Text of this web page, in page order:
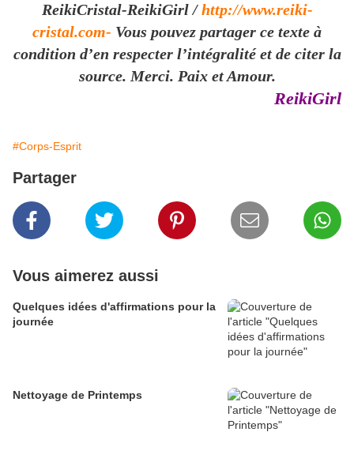
ReikiCristal-ReikiGirl /http://www.reiki-
cristal.com- Vous pouvez partager ce texte à
condition d’en respecter l’intégralité et de citer la
source. Merci. Paix et Amour.
ReikiGirl
#Corps-Esprit
Partager
Vous aimerez aussi
Quelques idées d'affirmations pour la
journée
Nettoyage de Printemps